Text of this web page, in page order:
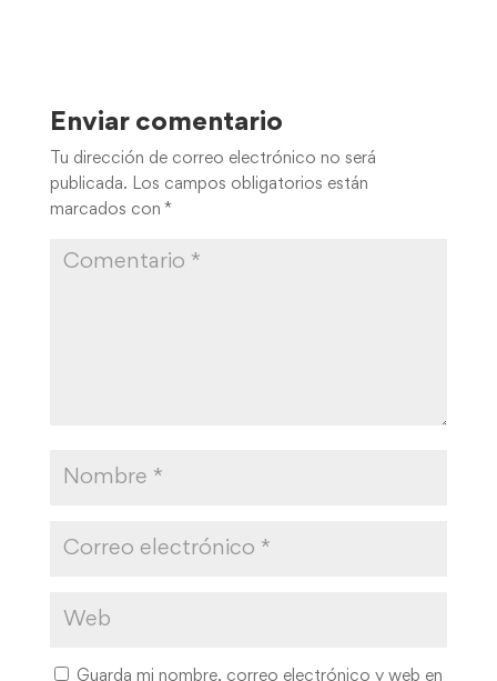
Enviar comentario
Tu dirección de correo electrónico no será
publicada. Los campos obligatorios están
marcados con *
Guarda mi nombre, correo electrónico y web en